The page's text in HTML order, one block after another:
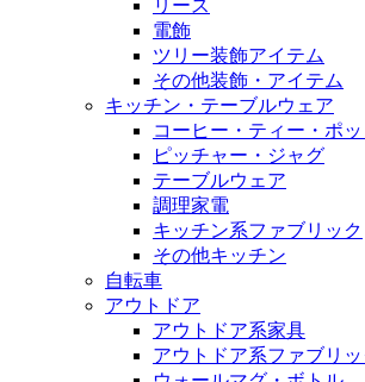
リース
電飾
ツリー装飾アイテム
その他装飾・アイテム
キッチン・テーブルウェア
コーヒー・ティー・ポッ
ピッチャー・ジャグ
テーブルウェア
調理家電
キッチン系ファブリック
その他キッチン
自転車
アウトドア
アウトドア系家具
アウトドア系ファブリッ